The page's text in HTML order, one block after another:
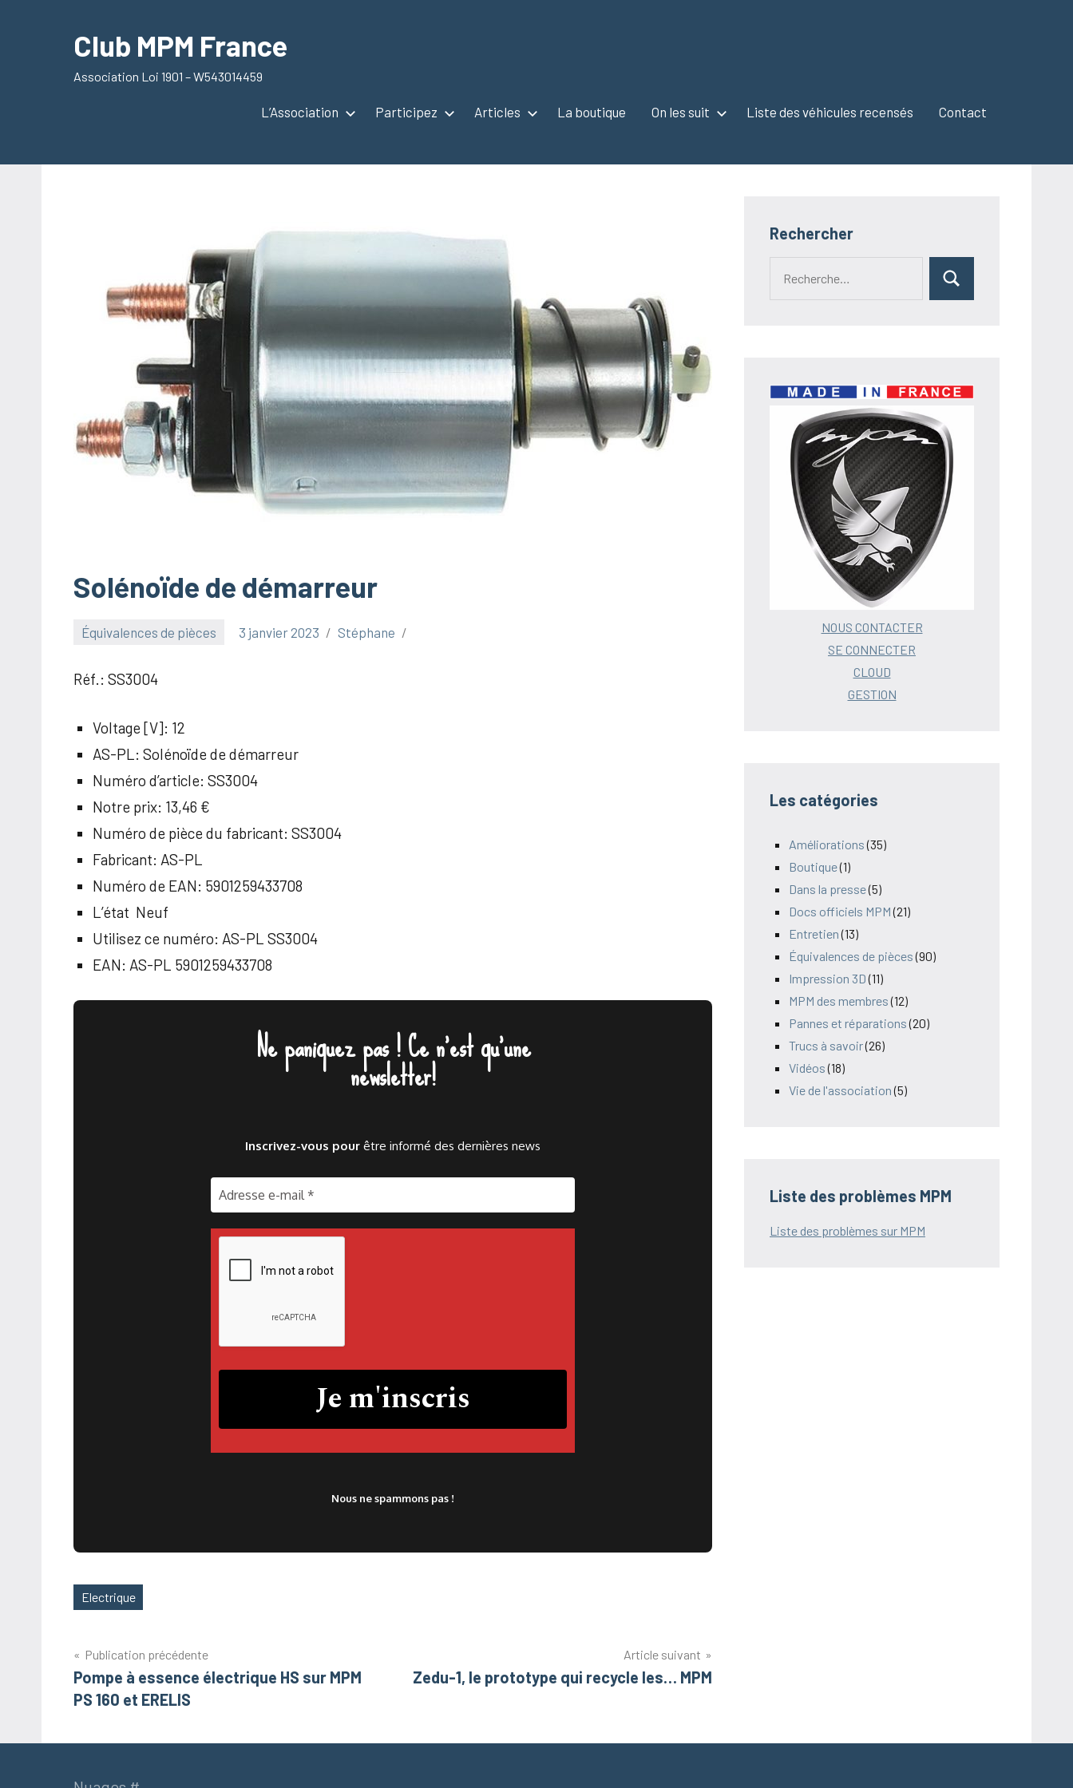
Club MPM France
Association Loi 1901 – W543014459
L’Association Participez Articles La boutique On les suit Liste des véhicules recensés Contact
Solénoïde de démarreur
Équivalences de pièces 3 janvier 2023 Stéphane
Réf.: SS3004
Voltage [V]: 12
AS-PL: Solénoïde de démarreur
Numéro d’article: SS3004
Notre prix: 13,46 €
Numéro de pièce du fabricant: SS3004
Fabricant: AS-PL
Numéro de EAN: 5901259433708
L’état Neuf
Utilisez ce numéro: AS-PL SS3004
EAN: AS-PL 5901259433708
Ne paniquez pas ! Ce n'est qu'une
newsletter!
Inscrivez-vous pour être informé des dernières news
Nous ne spammons pas !
Étiquettes
Electrique
Navigation
de
Publication précédente
Pompe à essence électrique HS sur MPM
PS 160 et ERELIS
Article suivant
Zedu-1, le prototype qui recycle les… MPM
Rechercher
Rechercher
NOUS CONTACTER
SE CONNECTER
CLOUD
GESTION
Les catégories
Améliorations(35)
Boutique(1)
Dans la presse(5)
Docs officiels MPM(21)
Entretien(13)
Équivalences de pièces(90)
Impression 3D(11)
MPM des membres(12)
Pannes et réparations(20)
Trucs à savoir(26)
Vidéos(18)
Vie de l'association(5)
Liste des problèmes MPM
Liste des problèmes sur MPM